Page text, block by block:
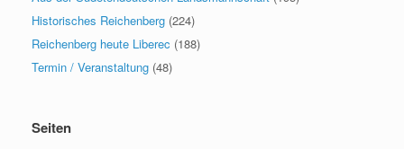
Historisches Reichenberg (224)
Reichenberg heute Liberec (188)
Termin / Veranstaltung (48)
Seiten